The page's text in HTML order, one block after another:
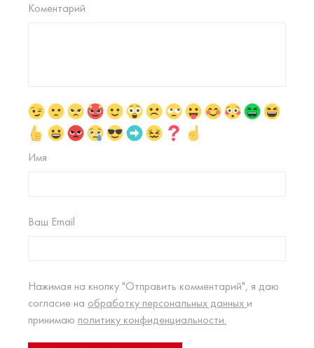
Коментарий
Имя
Ваш Email
Нажимая на кнопку "Отправить комментарий", я даю
согласие на обработку персональных данных и
принимаю политику конфиденциальности.